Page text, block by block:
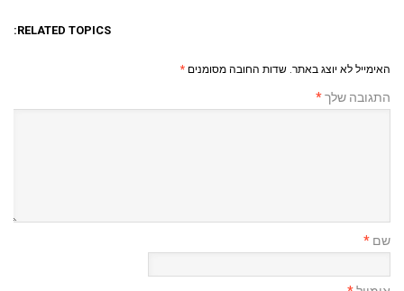
RELATED TOPICS:
האימייל לא יוצג באתר. שדות החובה מסומנים *
התגובה שלך*
שם *